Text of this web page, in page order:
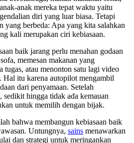
anak mereka tepat waktu yaitu
diri yang luar biasa. Tetapi
yang berbeda: Apa yang kita salahkan
kali merupakan ciri kebiasaan.
baik jarang perlu menahan godaan
memesan makanan yang
tugas, atau menonton satu lagi video
Hal itu karena autopilot mengambil
dari penyamaan. Setelah
sedikit hingga tidak ada kemauan
untuk memilih dengan bijak.
bahwa membangun kebiasaan baik
Untungnya, sains menawarkan
dan strategi untuk meringankan